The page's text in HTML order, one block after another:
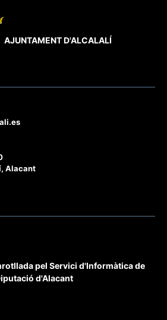
AJUNTAMENT D'ALCALALÍ
Alacant
pel Servici d'Informàtica de
d'Alacant